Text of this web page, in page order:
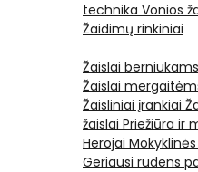
technika Vonios
Žaidimų rinkiniai
Žaislai berniukams
Žaislai
Žaisliniai įrankiai
žaislai Priežiūra ir
Herojai
Geriausi rudens